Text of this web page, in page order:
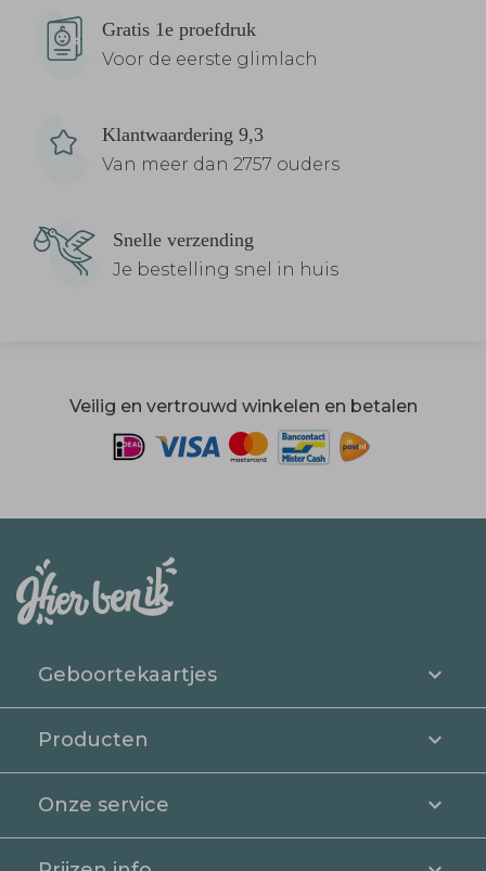
Gratis 1e proefdruk
Voor de eerste glimlach
Klantwaardering 9,3
Van meer dan 2757 ouders
Snelle verzending
Je bestelling snel in huis
Veilig en vertrouwd winkelen en betalen
Geboortekaartjes
Producten
Onze service